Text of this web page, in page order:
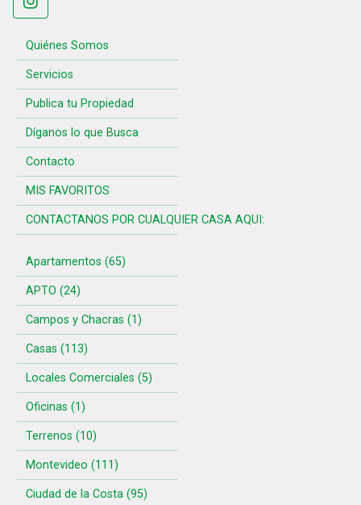
Quiénes Somos
Servicios
Publica tu Propiedad
Díganos lo que Busca
Contacto
MIS FAVORITOS
CONTACTANOS POR CUALQUIER CASA AQUI:
Apartamentos (65)
APTO (24)
Campos y Chacras (1)
Casas (113)
Locales Comerciales (5)
Oficinas (1)
Terrenos (10)
Montevideo (111)
Ciudad de la Costa (95)